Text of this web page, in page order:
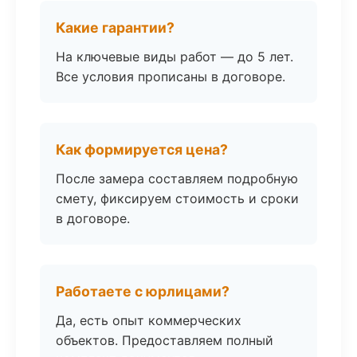
Какие гарантии?
На ключевые виды работ — до 5 лет.
Все условия прописаны в договоре.
Как формируется цена?
После замера составляем подробную
смету, фиксируем стоимость и сроки
в договоре.
Работаете с юрлицами?
Да, есть опыт коммерческих
объектов. Предоставляем полный